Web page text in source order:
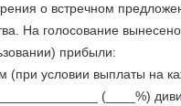
о встречном
На голосование
прибыли:
(при условии выплаты на
(____%)